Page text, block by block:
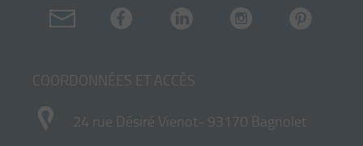
COORDONNÉES ET ACCÈS
24 rue Désiré Vienot- 93170 Bagnolet